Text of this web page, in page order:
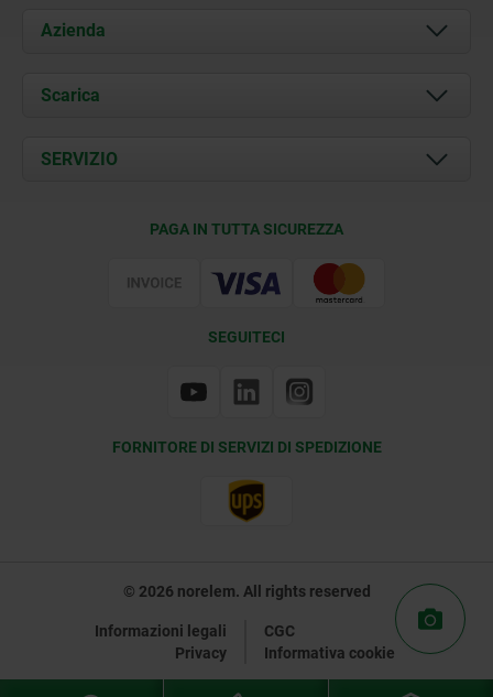
Azienda
Chi siamo
Contatti
Scarica
Documents
SERVIZIO
PAGA IN TUTTA SICUREZZA
SEGUITECI
FORNITORE DI SERVIZI DI SPEDIZIONE
© 2026 norelem. All rights reserved
Informazioni legali
CGC
Privacy
Informativa cookie